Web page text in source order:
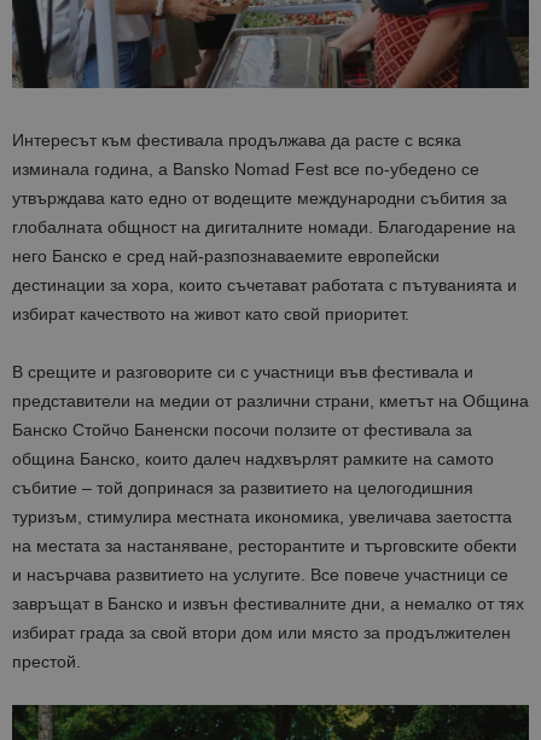
Интересът към фестивала продължава да расте с всяка
изминала година, а Bansko Nomad Fest все по-убедено се
утвърждава като едно от водещите международни събития за
глобалната общност на дигиталните номади. Благодарение на
него Банско е сред най-разпознаваемите европейски
дестинации за хора, които съчетават работата с пътуванията и
избират качеството на живот като свой приоритет.
В срещите и разговорите си с участници във фестивала и
представители на медии от различни страни, кметът на Община
Банско Стойчо Баненски посочи ползите от фестивала за
община Банско, които далеч надхвърлят рамките на самото
събитие – той допринася за развитието на целогодишния
туризъм, стимулира местната икономика, увеличава заетостта
на местата за настаняване, ресторантите и търговските обекти
и насърчава развитието на услугите. Все повече участници се
завръщат в Банско и извън фестивалните дни, а немалко от тях
избират града за свой втори дом или място за продължителен
престой.